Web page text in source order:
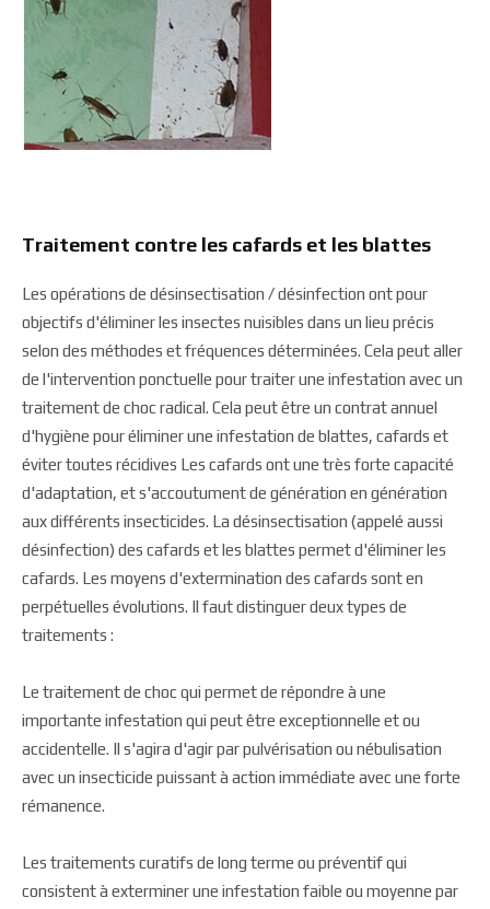
Traitement contre les cafards et les blattes
Les opérations de désinsectisation / désinfection ont pour
objectifs d'éliminer les insectes nuisibles dans un lieu précis
selon des méthodes et fréquences déterminées. Cela peut aller
de l'intervention ponctuelle pour traiter une infestation avec un
traitement de choc radical. Cela peut être un contrat annuel
d'hygiène pour éliminer une infestation de blattes, cafards et
éviter toutes récidives Les cafards ont une très forte capacité
d'adaptation, et s'accoutument de génération en génération
aux différents insecticides. La désinsectisation (appelé aussi
désinfection) des cafards et les blattes permet d'éliminer les
cafards. Les moyens d'extermination des cafards sont en
perpétuelles évolutions. Il faut distinguer deux types de
traitements :
Le traitement de choc qui permet de répondre à une
importante infestation qui peut être exceptionnelle et ou
accidentelle. Il s'agira d'agir par pulvérisation ou nébulisation
avec un insecticide puissant à action immédiate avec une forte
rémanence.
Les traitements curatifs de long terme ou préventif qui
consistent à exterminer une infestation faible ou moyenne par